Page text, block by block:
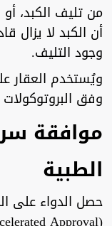
من تليف الكبد،
أن الكبد لا يزال
وجود التليف.
ويُستخدم
وفق
موافقة
الطبية
حصل الدواء على